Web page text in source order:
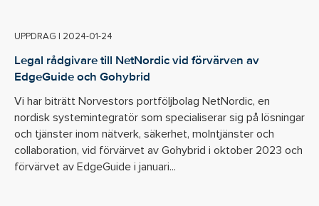
UPPDRAG | 2024-01-24
Legal rådgivare till NetNordic vid förvärven av
EdgeGuide och Gohybrid
Vi har biträtt Norvestors portföljbolag NetNordic, en
nordisk systemintegratör som specialiserar sig på lösningar
och tjänster inom nätverk, säkerhet, molntjänster och
collaboration, vid förvärvet av Gohybrid i oktober 2023 och
förvärvet av EdgeGuide i januari...